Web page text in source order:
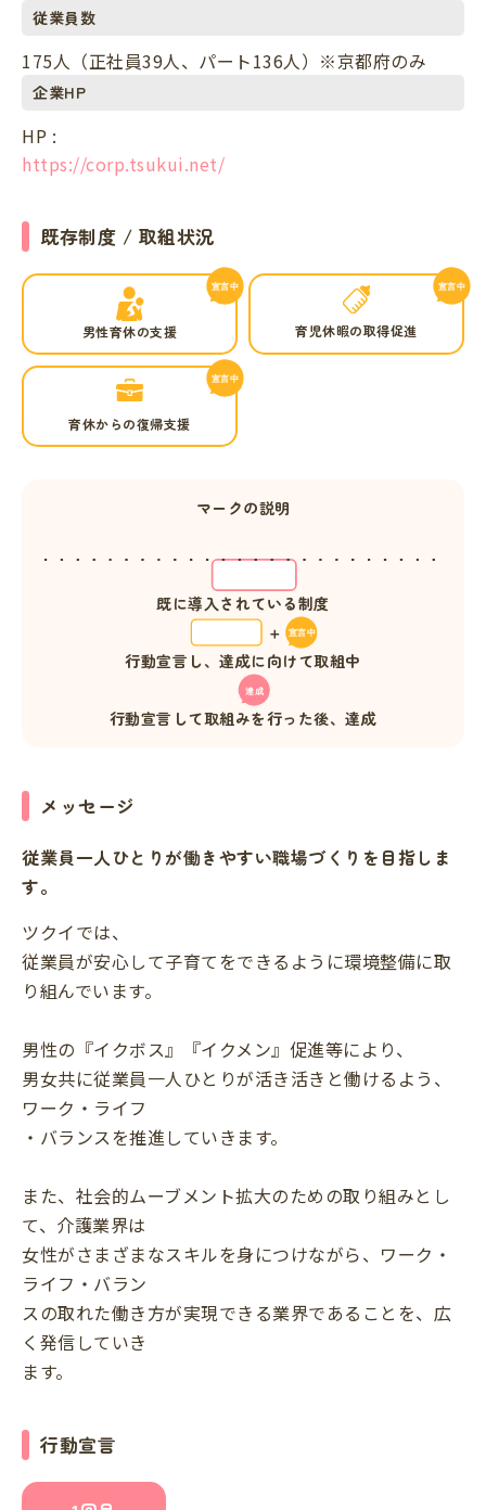
従業員数
175人（正社員39人、パート136人）※京都府のみ
企業HP
HP :
https://corp.tsukui.net/
既存制度 / 取組状況
男性育休の支援 育児休暇の取得促進
育休からの復帰支援
マークの説明
既に導入されている制度
行動宣言し、達成に向けて取組中
行動宣言して取組みを行った後、達成
メッセージ
従業員一人ひとりが働きやすい職場づくりを目指しま
す。
ツクイでは、
従業員が安心して子育てをできるように環境整備に取
り組んでいます。
男性の『イクボス』『イクメン』促進等により、
男女共に従業員一人ひとりが活き活きと働けるよう、
ワーク・ライフ
・バランスを推進していきます。
また、社会的ムーブメント拡大のための取り組みとし
て、介護業界は
女性がさまざまなスキルを身につけながら、ワーク・
ライフ・バラン
スの取れた働き方が実現できる業界であることを、広
く発信していき
ます。
行動宣言